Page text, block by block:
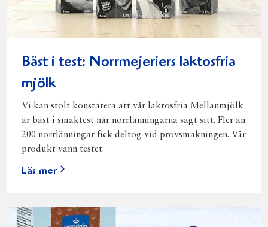
Bäst i test: Norrmejeriers laktosfria
mjölk
Vi kan stolt konstatera att vår laktosfria Mellanmjölk
är bäst i smaktest när norrlänningarna sagt sitt. Fler än
200 norrlänningar fick deltog vid provsmakningen. Vår
produkt vann testet.
Läs mer